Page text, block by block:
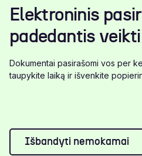
Elektroninis
padedantis
Dokumentai pasirašomi vos per
taupykite laiką ir išvenkite
Išbandyti nemokamai